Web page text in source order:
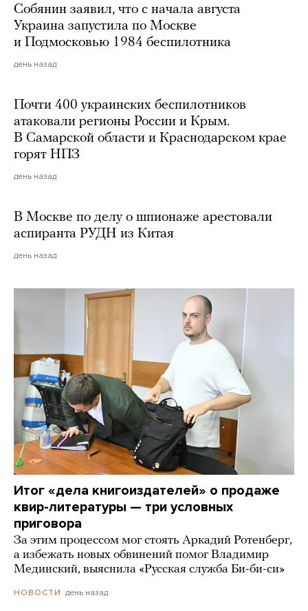
Собянин заявил, что с начала августа
Украина запустила по Москве
и Подмосковью 1984 беспилотника
день назад
Почти 400 украинских беспилотников
атаковали регионы России и Крым.
В Самарской области и Краснодарском крае
горят НПЗ
день назад
В Москве по делу о шпионаже арестовали
аспиранта РУДН из Китая
день назад
Итог «дела книгоиздателей» о продаже
квир-литературы — три условных
приговора
За этим процессом мог стоять Аркадий Ротенберг,
а избежать новых обвинений помог Владимир
Мединский, выяснила «Русская служба Би-би-си»
НОВОСТИ день назад